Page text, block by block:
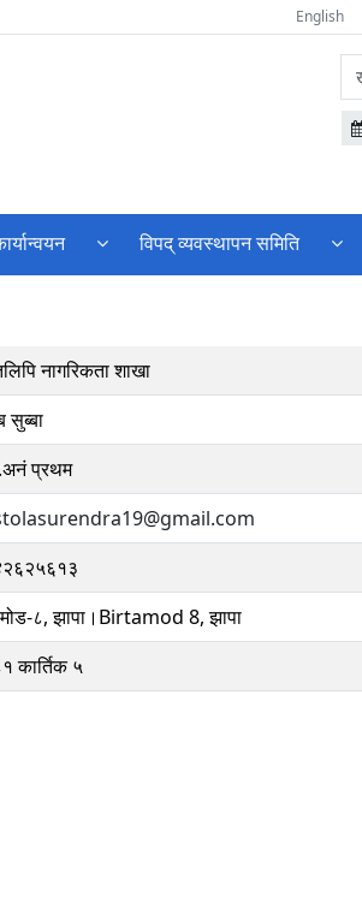
English
विपद् व्यवस्थापन समिति
नागरिकता शाखा
सुब्बा
प्रथम
८, झापा।Birtamod 8, झापा
कार्तिक ५